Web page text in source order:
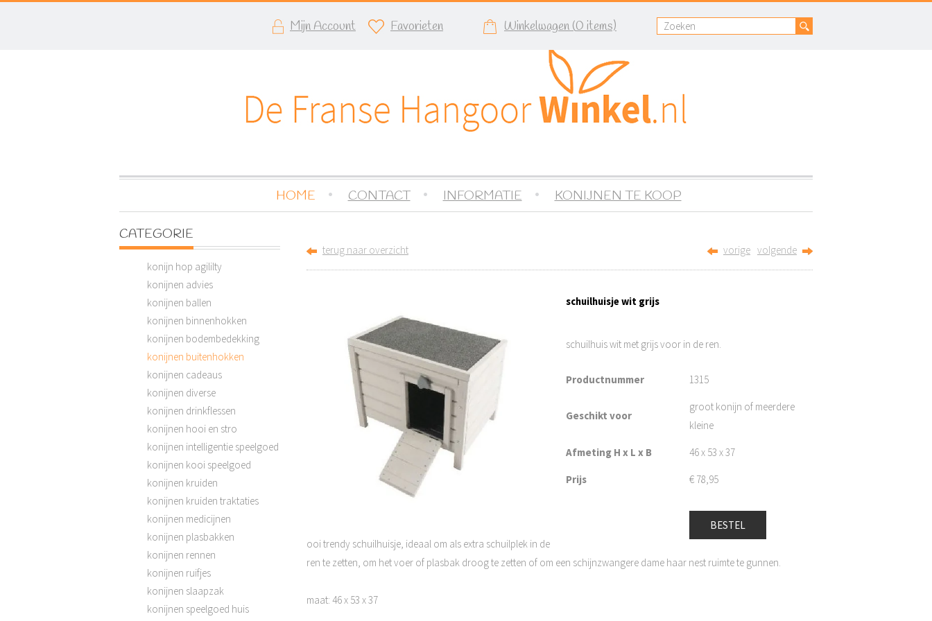
Mijn Account Favorieten Winkelwagen (0 items)
HOME CONTACT INFORMATIE KONIJNEN TE KOOP
CATEGORIE
konijn hop agililty
konijnen advies
konijnen ballen
konijnen binnenhokken
konijnen bodembedekking
konijnen buitenhokken
konijnen cadeaus
konijnen diverse
konijnen drinkflessen
konijnen hooi en stro
konijnen intelligentie speelgoed
konijnen kooi speelgoed
konijnen kruiden
konijnen kruiden traktaties
konijnen medicijnen
konijnen plasbakken
konijnen rennen
konijnen ruifjes
konijnen slaapzak
konijnen speelgoed huis
terug naar overzicht vorige volgende
schuilhuisje wit grijs
schuilhuis wit met grijs voor in de ren.
Productnummer 1315
Geschikt voor
groot konijn of meerdere
kleine
Afmeting H x L x B 46 x 53 x 37
Prijs € 78,95
BESTEL
ooi trendy schuilhuisje, ideaal om als extra schuilplek in de
ren te zetten, om het voer of plasbak droog te zetten of om een schijnzwangere dame haar nest ruimte te gunnen.
maat: 46 x 53 x 37